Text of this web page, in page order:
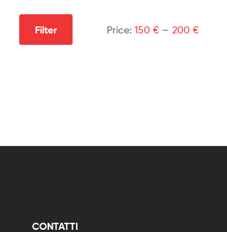
Filter Price: 150 €— 200 €
CONTATTI